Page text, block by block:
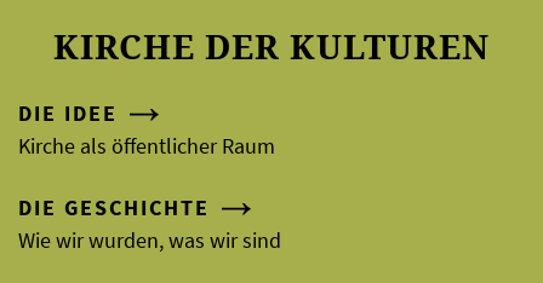
KIRCHE DER KULTUREN
DIE IDEE
Kirche als öffentlicher Raum
DIE GESCHICHTE
Wie wir wurden, was wir sind